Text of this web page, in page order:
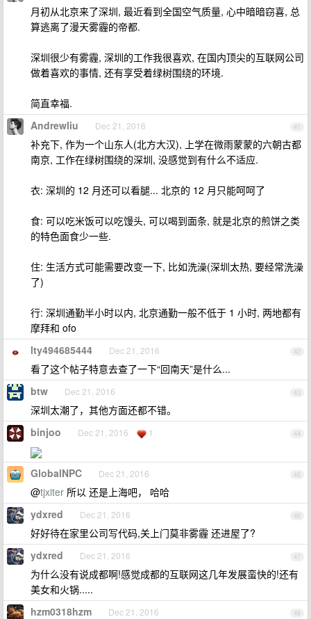
月初从北京来了深圳, 最近看到全国空气质量, 心中暗暗窃喜, 总
算逃离了漫天雾霾的帝都.
深圳很少有雾霾, 深圳的工作我很喜欢, 在国内顶尖的互联网公司
做着喜欢的事情, 还有享受着绿树围绕的环境.
简直幸福.
41
Andrewliu Dec 21, 2016
补充下, 作为一个山东人(北方大汉), 上学在微雨蒙蒙的六朝古都
南京, 工作在绿树围绕的深圳, 没感觉到有什么不适应.
衣: 深圳的 12 月还可以看腿... 北京的 12 月只能呵呵了
食: 可以吃米饭可以吃馒头, 可以喝到面条, 就是北京的煎饼之类
的特色面食少一些.
住: 生活方式可能需要改变一下, 比如洗澡(深圳太热, 要经常洗澡
了)
行: 深圳通勤半小时以内, 北京通勤一般不低于 1 小时, 两地都有
摩拜和 ofo
42
lty494685444 Dec 21, 2016
看了这个帖子特意去查了一下“回南天”是什么...
43
btw Dec 21, 2016
深圳太潮了，其他方面还都不错。
44
binjoo Dec 21, 2016 1
45
GlobalNPC Dec 21, 2016
@tjxiter 所以 还是上海吧， 哈哈
46
ydxred Dec 21, 2016
好好待在家里公司写代码,关上门莫非雾霾 还进屋了?
47
ydxred Dec 21, 2016
为什么没有说成都啊!感觉成都的互联网这几年发展蛮快的!还有
美女和火锅.....
48
hzm0318hzm Dec 21, 2016